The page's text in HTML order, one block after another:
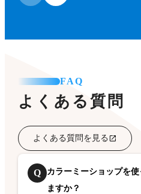
FAQ
よくある質問
よくある質問を見る
Q
カラーミーショップを
ますか？